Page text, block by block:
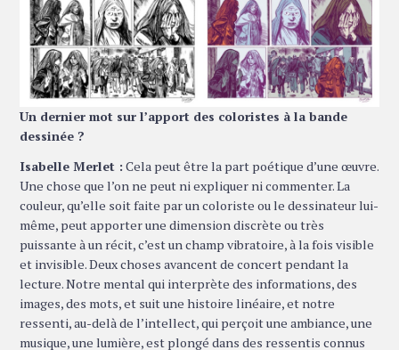
Un dernier mot sur l’apport des coloristes à la bande
dessinée ?
Isabelle Merlet : Cela peut être la part poétique d’une œuvre.
Une chose que l’on ne peut ni expliquer ni commenter. La
couleur, qu’elle soit faite par un coloriste ou le dessinateur lui-
même, peut apporter une dimension discrète ou très
puissante à un récit, c’est un champ vibratoire, à la fois visible
et invisible. Deux choses avancent de concert pendant la
lecture. Notre mental qui interprète des informations, des
images, des mots, et suit une histoire linéaire, et notre
ressenti, au-delà de l’intellect, qui perçoit une ambiance, une
musique, une lumière, est plongé dans des ressentis connus